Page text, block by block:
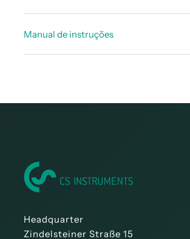
Manual de instruções
Headquarter
Zindelsteiner Straße 15